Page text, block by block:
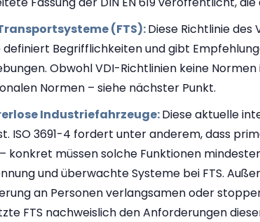
(FTS):Diese Richtlinie des
Begrifflichkeiten und gibt
Obwohl VDI-Richtlinien keine
Normen – siehe nächster Punkt.
Industriefahrzeuge:Diese aktuelle
ISO 3691-4 fordert unter anderem, dass
müssen solche Funktionen
und überwachte Systeme bei FTS.
an Personen verlangsamen oder
FTS nachweislich den Anforderungen